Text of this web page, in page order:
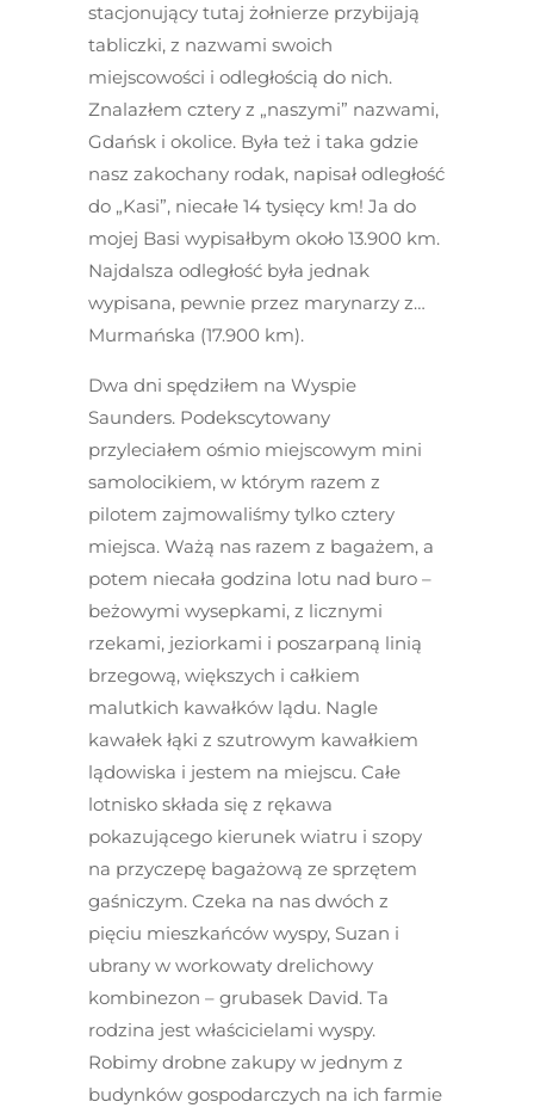
stacjonujący tutaj żołnierze przybijają
tabliczki, z nazwami swoich
miejscowości i odległością do nich.
Znalazłem cztery z „naszymi” nazwami,
Gdańsk i okolice. Była też i taka gdzie
nasz zakochany rodak, napisał odległość
do „Kasi”, niecałe 14 tysięcy km! Ja do
mojej Basi wypisałbym około 13.900 km.
Najdalsza odległość była jednak
wypisana, pewnie przez marynarzy z…
Murmańska (17.900 km).
Dwa dni spędziłem na Wyspie
Saunders. Podekscytowany
przyleciałem ośmio miejscowym mini
samolocikiem, w którym razem z
pilotem zajmowaliśmy tylko cztery
miejsca. Ważą nas razem z bagażem, a
potem niecała godzina lotu nad buro –
beżowymi wysepkami, z licznymi
rzekami, jeziorkami i poszarpaną linią
brzegową, większych i całkiem
malutkich kawałków lądu. Nagle
kawałek łąki z szutrowym kawałkiem
lądowiska i jestem na miejscu. Całe
lotnisko składa się z rękawa
pokazującego kierunek wiatru i szopy
na przyczepę bagażową ze sprzętem
gaśniczym. Czeka na nas dwóch z
pięciu mieszkańców wyspy, Suzan i
ubrany w workowaty drelichowy
kombinezon – grubasek David. Ta
rodzina jest właścicielami wyspy.
Robimy drobne zakupy w jednym z
budynków gospodarczych na ich farmie